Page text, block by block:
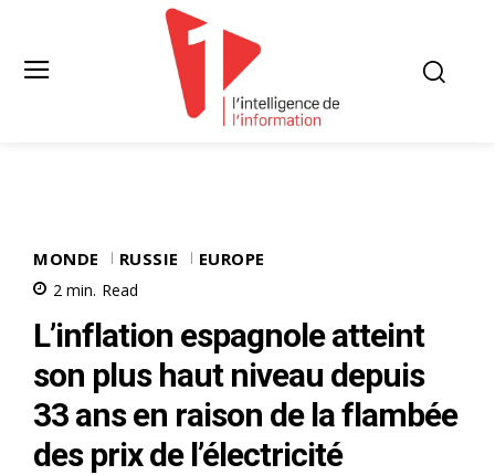
MONDE RUSSIE EUROPE
2 min. Read
L’inflation espagnole atteint
son plus haut niveau depuis
33 ans en raison de la flambée
des prix de l’électricité